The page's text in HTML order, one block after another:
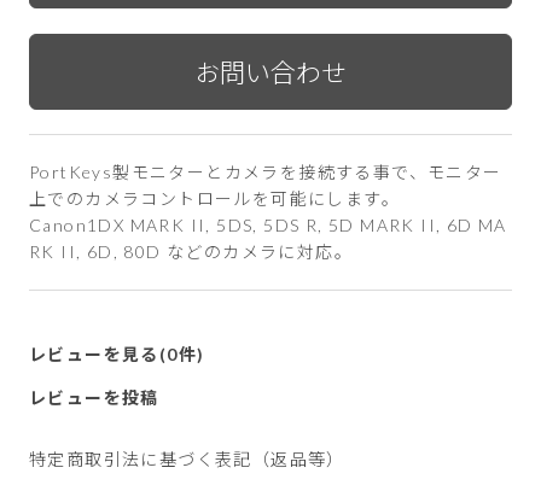
PortKeys製モニターとカメラを接続する事で、モニター
上でのカメラコントロールを可能にします。
Canon1DX MARK II, 5DS, 5DS R, 5D MARK II, 6D MA
RK II, 6D, 80D などのカメラに対応。
レビューを見る(0件)
レビューを投稿
特定商取引法に基づく表記（返品等）